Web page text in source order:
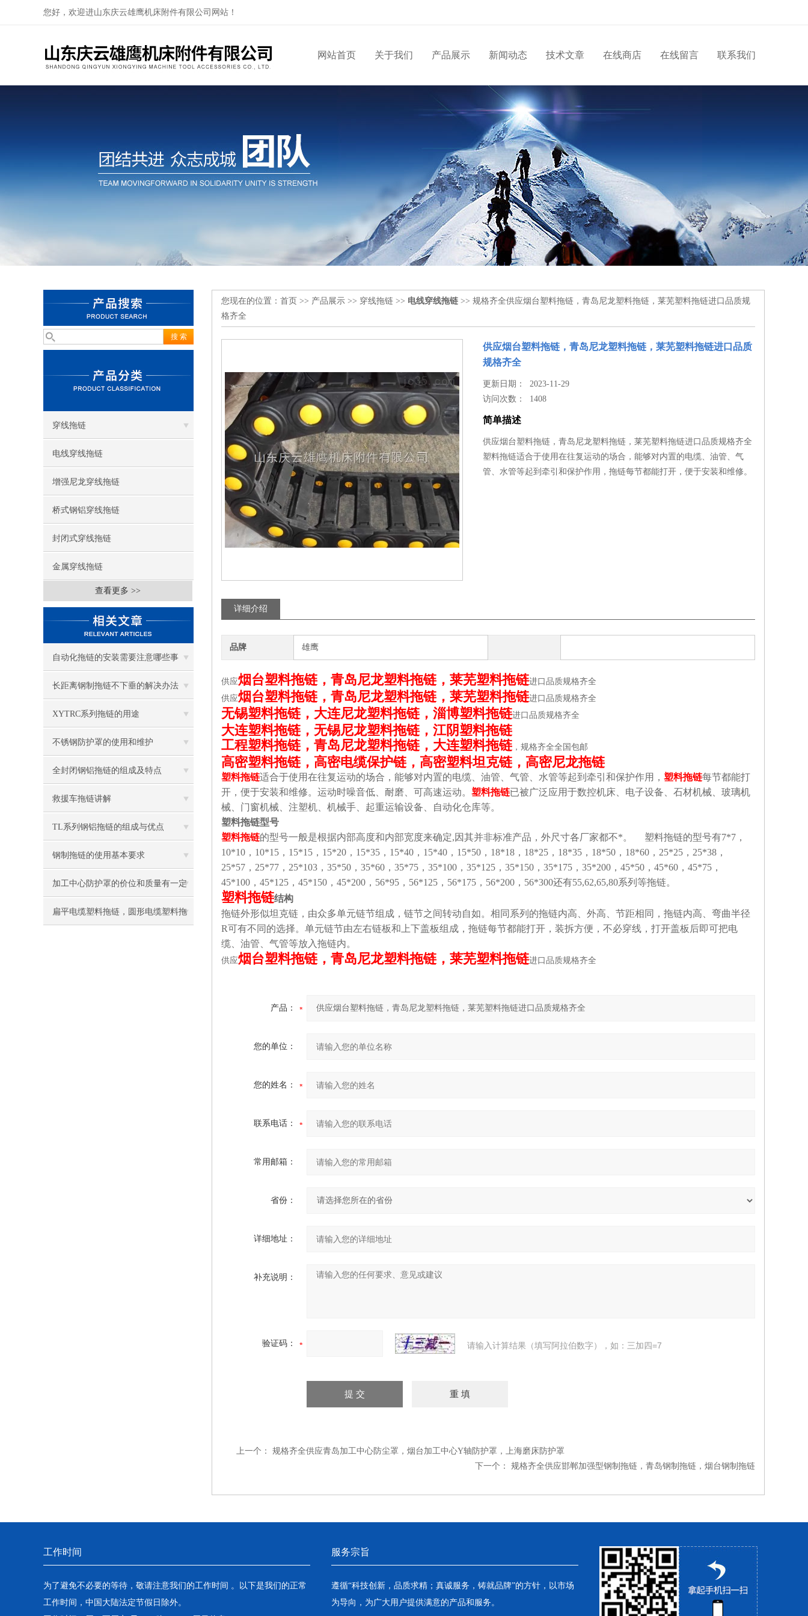
您好，欢迎进山东庆云雄鹰机床附件有限公司网站！
网站首页 关于我们 产品展示 新闻动态 技术文章 在线商店 在线留言 联系我们
穿线拖链
电线穿线拖链
增强尼龙穿线拖链
桥式钢铝穿线拖链
封闭式穿线拖链
金属穿线拖链
查看更多 >>
自动化拖链的安装需要注意哪些事
项？
长距离钢制拖链不下垂的解决办法
XYTRC系列拖链的用途
不锈钢防护罩的使用和维护
全封闭钢铝拖链的组成及特点
救援车拖链讲解
TL系列钢铝拖链的组成与优点
钢制拖链的使用基本要求
加工中心防护罩的价位和质量有一定
的关系
扁平电缆塑料拖链，圆形电缆塑料拖
您现在的位置： 首页 >> 产品展示 >> 穿线拖链 >> 电线穿线拖链 >> 规格齐全供应烟台塑料拖链，青岛尼龙塑料拖链，莱芜塑料拖链进口品质规
格齐全
供应烟台塑料拖链，青岛尼龙塑料拖链，莱芜塑料拖链进口品质
规格齐全
更新日期： 2023-11-29
访问次数： 1408
简单描述
供应烟台塑料拖链，青岛尼龙塑料拖链，莱芜塑料拖链进口品质规格齐全
塑料拖链适合于使用在往复运动的场合，能够对内置的电缆、油管、气
管、水管等起到牵引和保护作用，拖链每节都能打开，便于安装和维修。
详细介绍
品牌 雄鹰
供应烟台塑料拖链，青岛尼龙塑料拖链，莱芜塑料拖链进口品质规格齐全
供应烟台塑料拖链，青岛尼龙塑料拖链，莱芜塑料拖链进口品质规格齐全
无锡塑料拖链，大连尼龙塑料拖链，淄博塑料拖链进口品质规格齐全
大连塑料拖链，无锡尼龙塑料拖链，江阴塑料拖链
工程塑料拖链，青岛尼龙塑料拖链，大连塑料拖链 ，规格齐全全国包邮
高密塑料拖链，高密电缆保护链，高密塑料坦克链，高密尼龙拖链
塑料拖链适合于使用在往复运动的场合，能够对内置的电缆、油管、气管、水管等起到牵引和保护作用， 塑料拖链每节都能打
开，便于安装和维修。运动时噪音低、耐磨、可高速运动。 塑料拖链已被广泛应用于数控机床、电子设备、石材机械、玻璃机
械、门窗机械、注塑机、机械手、起重运输设备、自动化仓库等。
塑料拖链型号
塑料拖链的型号一般是根据内部高度和内部宽度来确定,因其并非标准产品，外尺寸各厂家都不*。 塑料拖链的型号有7*7，
10*10，10*15，15*15，15*20，15*35，15*40，15*40，15*50，18*18，18*25，18*35，18*50，18*60，25*25，25*38，
25*57，25*77，25*103，35*50，35*60，35*75，35*100，35*125，35*150，35*175，35*200，45*50，45*60，45*75，
45*100，45*125，45*150，45*200，56*95，56*125，56*175，56*200，56*300还有55,62,65,80系列等拖链。
塑料拖链结构
拖链外形似坦克链，由众多单元链节组成，链节之间转动自如。相同系列的拖链内高、外高、节距相同，拖链内高、弯曲半径
R可有不同的选择。单元链节由左右链板和上下盖板组成，拖链每节都能打开，装拆方便，不必穿线，打开盖板后即可把电
缆、油管、气管等放入拖链内。
供应烟台塑料拖链，青岛尼龙塑料拖链，莱芜塑料拖链进口品质规格齐全
产品：
您的单位：
您的姓名：
联系电话：
常用邮箱：
省份：
详细地址：
补充说明：
验证码： 请输入计算结果（填写阿拉伯数字），如：三加四=7
上一个：
规格齐全供应青岛加工中心防尘罩，烟台加工中心Y轴防护罩，上海磨床防护罩
下一个：
规格齐全供应邯郸加强型钢制拖链，青岛钢制拖链，烟台钢制拖链
工作时间
为了避免不必要的等待，敬请注意我们的工作时间 。以下是我们的正常
工作时间，中国大陆法定节假日除外。
服务宗旨
遵循“科技创新，品质求精；真诚服务，铸就品牌”的方针，以市场
为导向，为广大用户提供满意的产品和服务。